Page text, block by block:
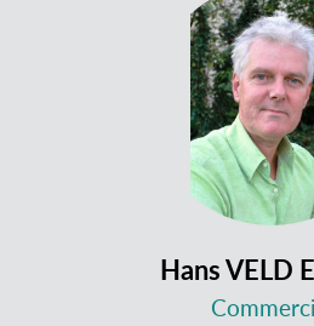
Hans VELD